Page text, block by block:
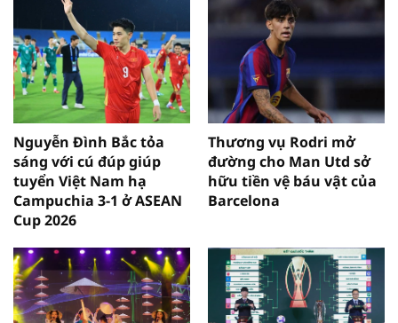
Nguyễn Đình Bắc tỏa
sáng với cú đúp giúp
tuyển Việt Nam hạ
Campuchia 3-1 ở ASEAN
Cup 2026
Thương vụ Rodri mở
đường cho Man Utd sở
hữu tiền vệ báu vật của
Barcelona